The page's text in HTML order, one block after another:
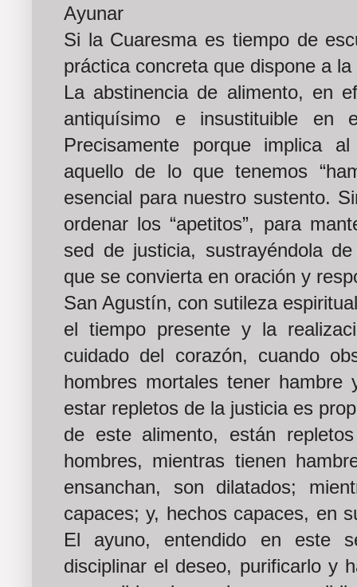
Ayunar
Si la Cuaresma es tiempo de
práctica concreta que dispone a
La abstinencia de alimento, en
antiquísimo e insustituible en
Precisamente porque implica
aquello de lo que tenemos
esencial para nuestro sustento.
ordenar los “apetitos”, para
sed de justicia, sustrayéndola
que se convierta en oración y
San Agustín, con sutileza
el tiempo presente y la
cuidado del corazón, cuando
hombres mortales tener
estar repletos de la justicia es
de este alimento, están
hombres, mientras tienen
ensanchan, son dilatados;
capaces; y, hechos capaces, en
El ayuno, entendido en este
disciplinar el deseo, purificarlo y